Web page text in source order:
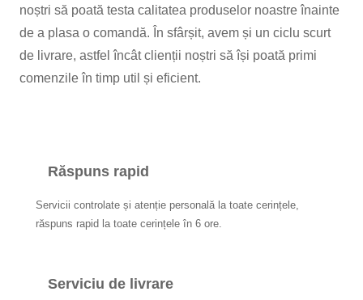
noștri să poată testa calitatea produselor noastre înainte
de a plasa o comandă. În sfârșit, avem și un ciclu scurt
de livrare, astfel încât clienții noștri să își poată primi
comenzile în timp util și eficient.
Răspuns rapid
Servicii controlate și atenție personală la toate cerințele,
răspuns rapid la toate cerințele în 6 ore.
Serviciu de livrare